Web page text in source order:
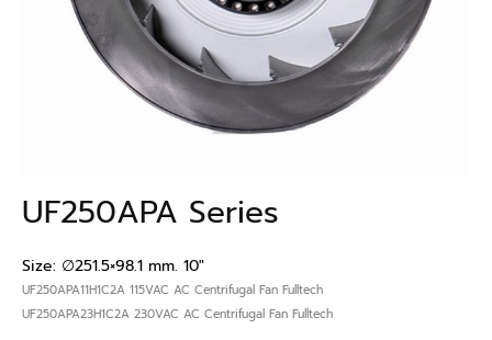
UF250APA Series
Size: ∅251.5×98.1 mm. 10″
UF250APA11H1C2A 115VAC AC Centrifugal Fan Fulltech
UF250APA23H1C2A 230VAC AC Centrifugal Fan Fulltech